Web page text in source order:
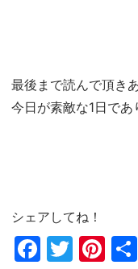
最後まで読んで頂き
今日が素敵な1日であ
シェアしてね！
Fac
Twi
Pin